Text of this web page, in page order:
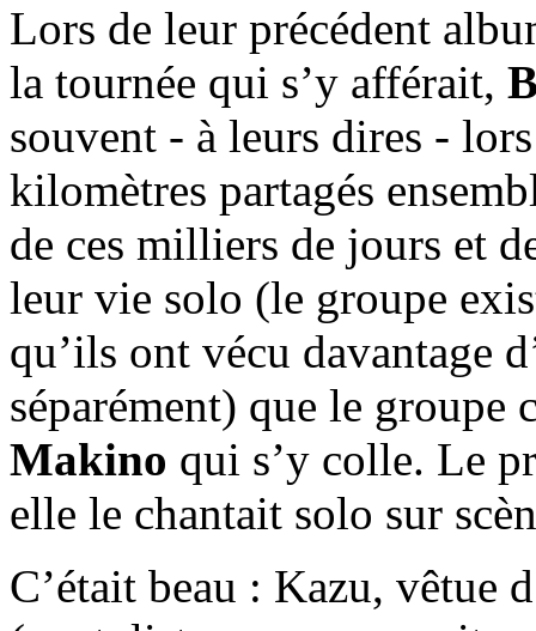
Lors de leur précédent
la tournée qui s’y afférait,
souvent - à leurs dires -
kilomètres partagés
de ces milliers de jours et
leur vie solo (le groupe
qu’ils ont vécu davantage
séparément) que le groupe
Makino qui s’y colle. Le
elle le chantait solo sur
C’était beau : Kazu, vêtue